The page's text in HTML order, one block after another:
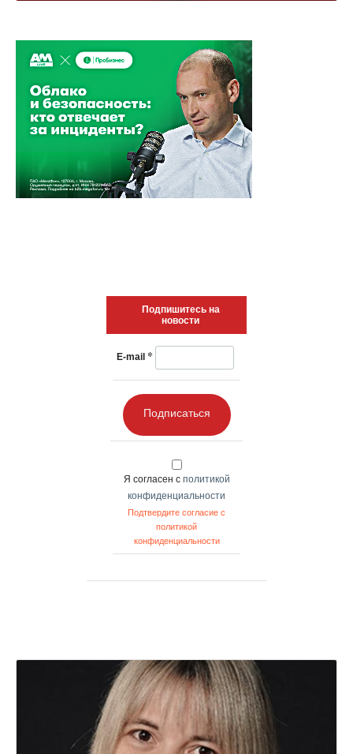
Подпишитесь на
новости
E-mail *
Подписаться
Я согласен с политикой
конфиденциальности
Подтвердите согласие с
политикой
конфиденциальности